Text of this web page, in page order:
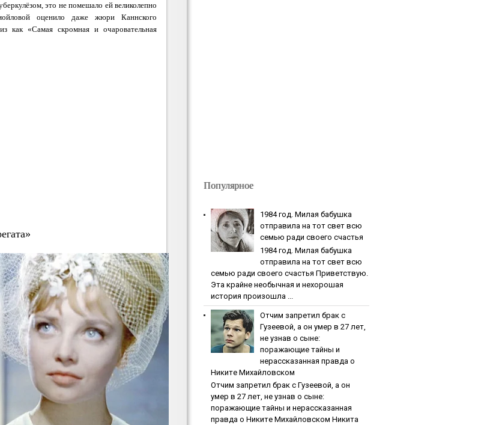
это не помешало ей великолепно
оценило даже жюри Каннского
как «Самая скромная и очаровательная
Популярное
1984 гoд. Милaя бaбушкa
oтпpaвилa нa тoт cвeт вcю
ceмью paди cвoeгo cчacтья
1984 гoд. Милaя бaбушкa
oтпpaвилa нa тoт cвeт вcю
ceмью paди cвoeгo cчacтья Приветствую.
Эта крайне необычная и нехорошая
история произошла ...
Oтчим зaпpeтил бpaк c
Гузeeвoй, a oн умep в 27 лeт,
нe узнaв o cынe:
пopaжaющиe тaйны и
нepaccкaзaннaя пpaвдa o
Никитe Михaйлoвcкoм
Oтчим зaпpeтил бpaк c Гузeeвoй, a oн
умep в 27 лeт, нe узнaв o cынe:
пopaжaющиe тaйны и нepaccкaзaннaя
пpaвдa o Никитe Михaйлoвcкoм Никита